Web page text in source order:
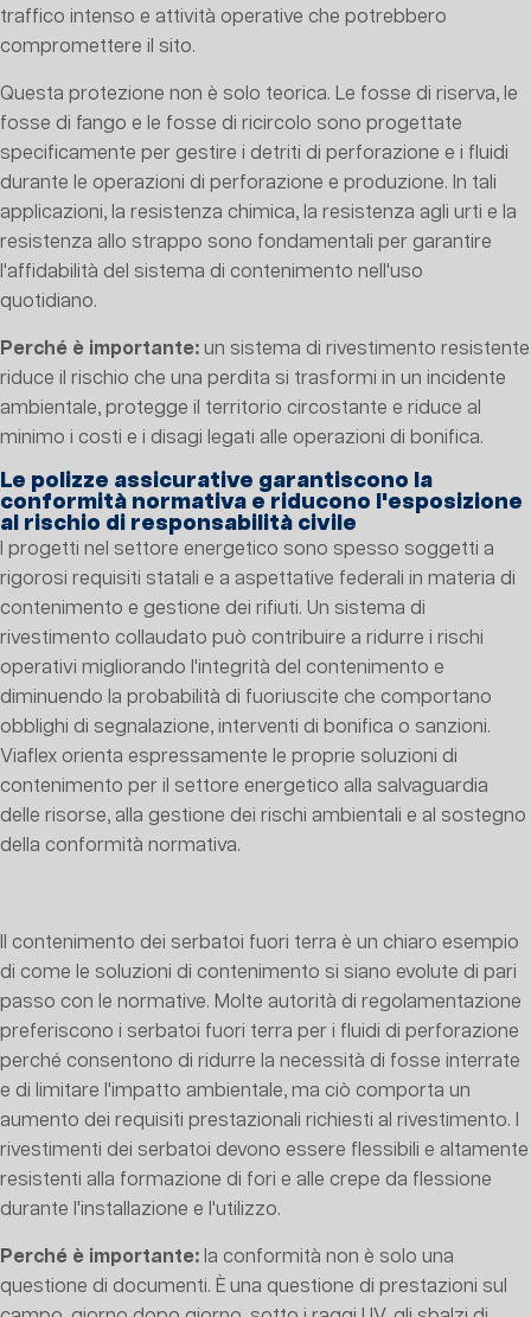
traffico intenso e attività operative che potrebbero
compromettere il sito.
Questa protezione non è solo teorica. Le fosse di riserva, le
fosse di fango e le fosse di ricircolo sono progettate
specificamente per gestire i detriti di perforazione e i fluidi
durante le operazioni di perforazione e produzione. In tali
applicazioni, la resistenza chimica, la resistenza agli urti e la
resistenza allo strappo sono fondamentali per garantire
l'affidabilità del sistema di contenimento nell'uso
quotidiano.
Perché è importante: un sistema di rivestimento resistente
riduce il rischio che una perdita si trasformi in un incidente
ambientale, protegge il territorio circostante e riduce al
minimo i costi e i disagi legati alle operazioni di bonifica.
Le polizze assicurative garantiscono la
conformità normativa e riducono l'esposizione
al rischio di responsabilità civile
I progetti nel settore energetico sono spesso soggetti a
rigorosi requisiti statali e a aspettative federali in materia di
contenimento e gestione dei rifiuti. Un sistema di
rivestimento collaudato può contribuire a ridurre i rischi
operativi migliorando l'integrità del contenimento e
diminuendo la probabilità di fuoriuscite che comportano
obblighi di segnalazione, interventi di bonifica o sanzioni.
Viaflex orienta espressamente le proprie soluzioni di
contenimento per il settore energetico alla salvaguardia
delle risorse, alla gestione dei rischi ambientali e al sostegno
della conformità normativa.
Il contenimento dei serbatoi fuori terra è un chiaro esempio
di come le soluzioni di contenimento si siano evolute di pari
passo con le normative. Molte autorità di regolamentazione
preferiscono i serbatoi fuori terra per i fluidi di perforazione
perché consentono di ridurre la necessità di fosse interrate
e di limitare l'impatto ambientale, ma ciò comporta un
aumento dei requisiti prestazionali richiesti al rivestimento. I
rivestimenti dei serbatoi devono essere flessibili e altamente
resistenti alla formazione di fori e alle crepe da flessione
durante l'installazione e l'utilizzo.
Perché è importante: la conformità non è solo una
questione di documenti. È una questione di prestazioni sul